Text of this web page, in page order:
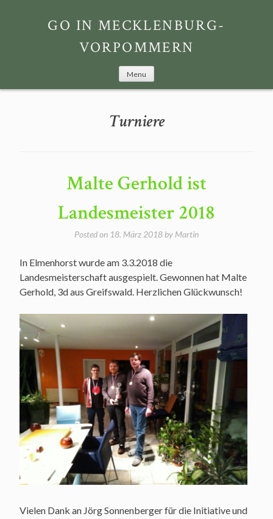
GO IN MECKLENBURG-
VORPOMMERN
Menu
Turniere
Malte Gerhold ist
Landesmeister 2018
Posted on 18. März 2018 by Martin
In Elmenhorst wurde am 3.3.2018 die
Landesmeisterschaft ausgespielt. Gewonnen hat Malte
Gerhold, 3d aus Greifswald. Herzlichen Glückwunsch!
Vielen Dank an Jörg Sonnenberger für die Initiative und